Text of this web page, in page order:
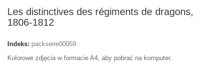
Les distinctives des régiments de dragons,
1806-1812
Indeks: packserie00059
Kolorowe zdjęcia w formacie A4, aby pobrać na komputer.